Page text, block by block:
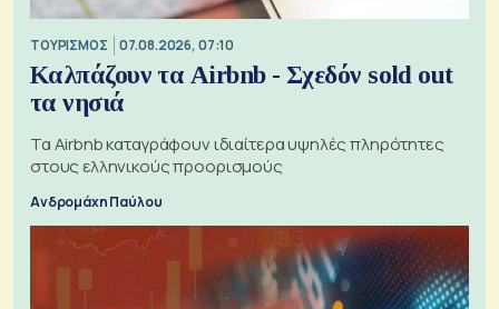
ΤΟΥΡΙΣΜΟΣ 07.08.2026, 07:10
Καλπάζουν τα Airbnb - Σχεδόν sold out
τα νησιά
Τα Airbnb καταγράφουν ιδιαίτερα υψηλές πληρότητες
στους ελληνικούς προορισμούς
Ανδρομάχη Παύλου